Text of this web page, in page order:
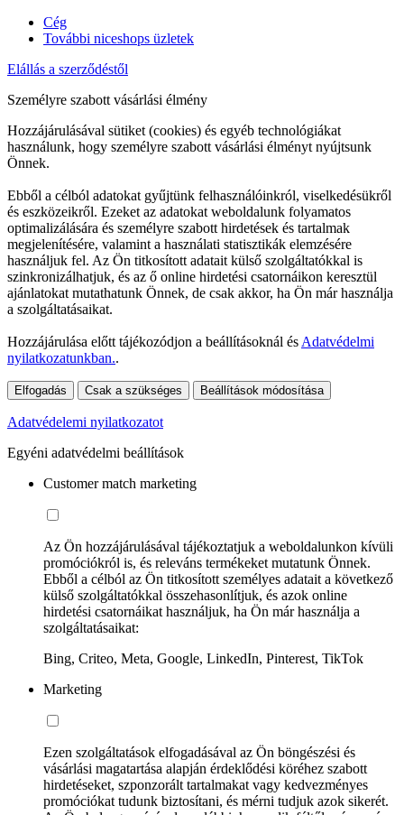
Cég
További niceshops üzletek
Elállás a szerződéstől
Személyre szabott vásárlási élmény
Hozzájárulásával sütiket (cookies) és egyéb technológiákat
használunk, hogy személyre szabott vásárlási élményt nyújtsunk
Önnek.
Ebből a célból adatokat gyűjtünk felhasználóinkról, viselkedésükről
és eszközeikről. Ezeket az adatokat weboldalunk folyamatos
optimalizálására és személyre szabott hirdetések és tartalmak
megjelenítésére, valamint a használati statisztikák elemzésére
használjuk fel. Az Ön titkosított adatait külső szolgáltatókkal is
szinkronizálhatjuk, és az ő online hirdetési csatornáikon keresztül
ajánlatokat mutathatunk Önnek, de csak akkor, ha Ön már használja
a szolgáltatásaikat.
Hozzájárulása előtt tájékozódjon a beállításoknál és Adatvédelmi
nyilatkozatunkban..
Elfogadás Csak a szükséges Beállítások módosítása
Adatvédelemi nyilatkozatot
Egyéni adatvédelmi beállítások
Customer match marketing
Az Ön hozzájárulásával tájékoztatjuk a weboldalunkon kívüli
promóciókról is, és releváns termékeket mutatunk Önnek.
Ebből a célból az Ön titkosított személyes adatait a következő
külső szolgáltatókkal összehasonlítjuk, és azok online
hirdetési csatornáikat használjuk, ha Ön már használja a
szolgáltatásaikat:
Bing, Criteo, Meta, Google, LinkedIn, Pinterest, TikTok
Marketing
Ezen szolgáltatások elfogadásával az Ön böngészési és
vásárlási magatartása alapján érdeklődési köréhez szabott
hirdetéseket, szponzorált tartalmakat vagy kedvezményes
promóciókat tudunk biztosítani, és mérni tudjuk azok sikerét.